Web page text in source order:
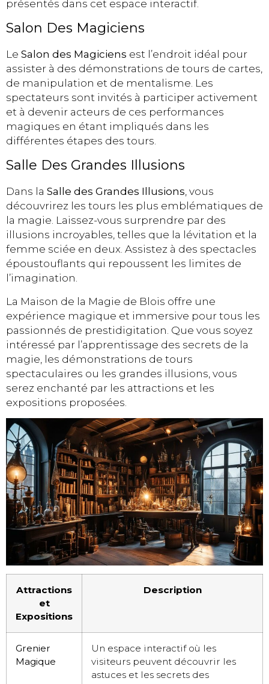
présentés dans cet espace interactif.
Salon Des Magiciens
Le Salon des Magiciens est l’endroit idéal pour
assister à des démonstrations de tours de cartes,
de manipulation et de mentalisme. Les
spectateurs sont invités à participer activement
et à devenir acteurs de ces performances
magiques en étant impliqués dans les
différentes étapes des tours.
Salle Des Grandes Illusions
Dans la Salle des Grandes Illusions, vous
découvrirez les tours les plus emblématiques de
la magie. Laissez-vous surprendre par des
illusions incroyables, telles que la lévitation et la
femme sciée en deux. Assistez à des spectacles
époustouflants qui repoussent les limites de
l’imagination.
La Maison de la Magie de Blois offre une
expérience magique et immersive pour tous les
passionnés de prestidigitation. Que vous soyez
intéressé par l’apprentissage des secrets de la
magie, les démonstrations de tours
spectaculaires ou les grandes illusions, vous
serez enchanté par les attractions et les
expositions proposées.
Attractions
et
Expositions
Description
Grenier
Magique
Un espace interactif où les
visiteurs peuvent découvrir les
astuces et les secrets des